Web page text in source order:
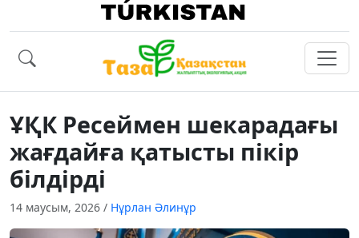
ҰҚК Ресеймен шекарадағы
жағдайға қатысты пікір
білдірді
14 маусым, 2026 / Нұрлан Әлинұр